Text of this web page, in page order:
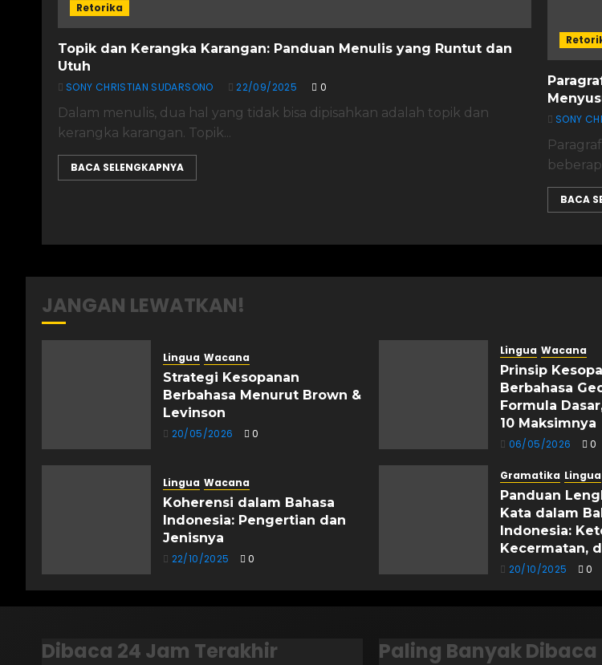
Retorika
Topik dan Kerangka Karangan: Panduan Menulis yang Runtut dan
Utuh
SONY CHRISTIAN SUDARSONO 22/09/2025 0
Dalam menulis, dua hal yang tidak bisa dipisahkan adalah topik dan
kerangka karangan. Topik...
BACA SELENGKAPNYA
SONY
BACA
JANGAN LEWATKAN!
Lingua Wacana
Strategi Kesopanan
Berbahasa Menurut Brown &
Levinson
20/05/2026 0
Lingua Wacana
Prinsip
Berbahasa
Formula
10 Maksimnya
06/05/2026 0
Lingua Wacana
Koherensi dalam Bahasa
Indonesia: Pengertian dan
Jenisnya
22/10/2025 0
Gramatika Lingua
Panduan
Kata dalam
Indonesia:
Kecermatan,
20/10/2025 0
Dibaca 24 Jam Terakhir Paling Banyak Dibaca